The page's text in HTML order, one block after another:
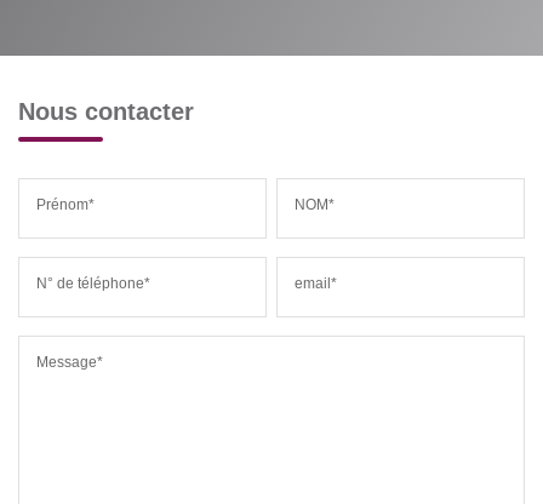
Nous contacter
Prénom* NOM*
N° de téléphone* email*
Message*